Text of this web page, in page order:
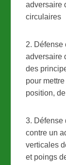
adversaire
circulaires
2. Défense
adversaire
des
pour
position,
3. Défense
contre un
verticales
et poings